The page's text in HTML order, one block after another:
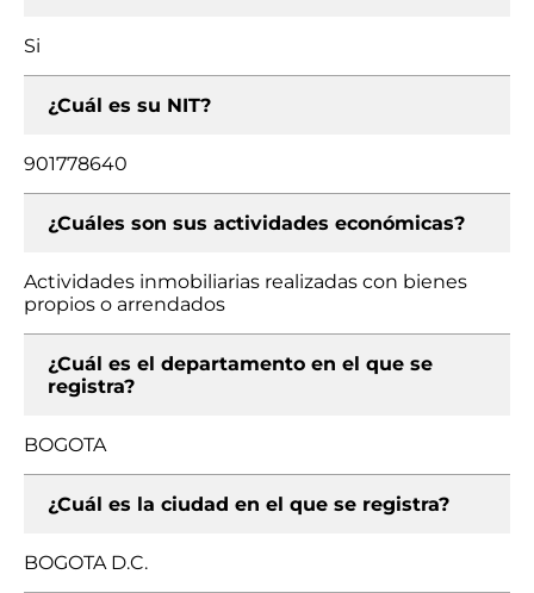
Si
¿Cuál es su NIT?
901778640
¿Cuáles son sus actividades económicas?
Actividades inmobiliarias realizadas con bienes
propios o arrendados
¿Cuál es el departamento en el que se
registra?
BOGOTA
¿Cuál es la ciudad en el que se registra?
BOGOTA D.C.